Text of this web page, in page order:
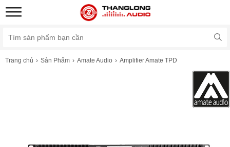
Trang chủ Sản Phẩm Amate Audio Amplifier Amate TPD